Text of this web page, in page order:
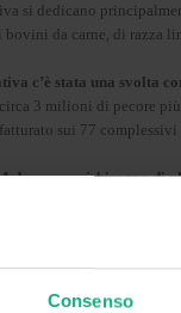
Consenso
si dedicano
da carne, di razza
c’è stata una svolta
3 milioni di pecore
sui 77
avrà bisogno di
7 con la garanzia al
per il
Centrale, che